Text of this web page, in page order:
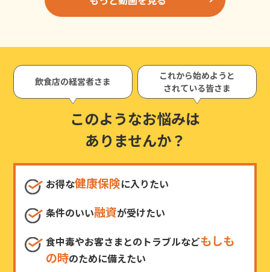
飲食店の経営者さま
これから始めようと
されている皆さま
このようなお悩みは
ありませんか？
お得な健康保険に入りたい
条件のいい融資が受けたい
食中毒やお客さまとのトラブルなどもしも
の時のために備えたい